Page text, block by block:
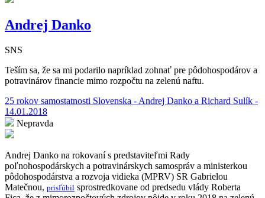
Andrej Danko
SNS
Teším sa, že sa mi podarilo napríklad zohnať pre pôdohospodárov a
potravinárov financie mimo rozpočtu na zelenú naftu.
25 rokov samostatnosti Slovenska - Andrej Danko a Richard Sulík -
14.01.2018
Nepravda
Andrej Danko na rokovaní s predstaviteľmi Rady
poľnohospodárskych a potravinárskych samospráv a ministerkou
pôdohospodárstva a rozvoja vidieka (MPRV) SR Gabrielou
Matečnou, prisľúbil sprostredkovane od predsedu vlády Roberta